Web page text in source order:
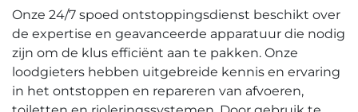
Onze 24/7 spoed ontstoppingsdienst beschikt over
de expertise en geavanceerde apparatuur die nodig
zijn om de klus efficiënt aan te pakken.​ Onze
loodgieters hebben uitgebreide kennis en ervaring
in het ontstoppen en repareren van afvoeren,